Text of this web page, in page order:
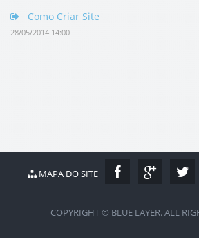
Como Criar Site
28/05/2014 14:00
MAPA DO SITE
COPYRIGHT © BLUE LAYER. ALL